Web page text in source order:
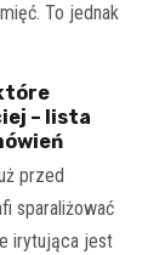
To jednak
– lista
przed
sparaliżować
irytująca jest